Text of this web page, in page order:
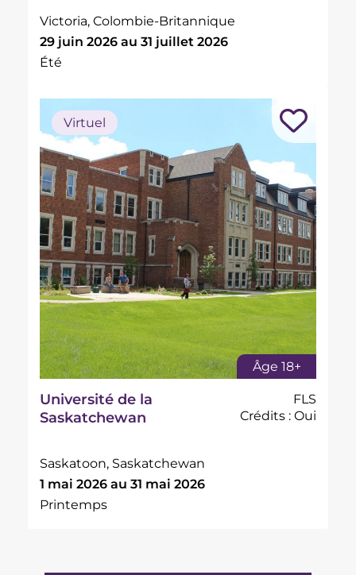
Victoria, Colombie-Britannique
29 juin 2026 au 31 juillet 2026
Été
Âge 18+
Virtuel
Université de la
Saskatchewan
FLS
Crédits : Oui
Saskatoon, Saskatchewan
1 mai 2026 au 31 mai 2026
Printemps